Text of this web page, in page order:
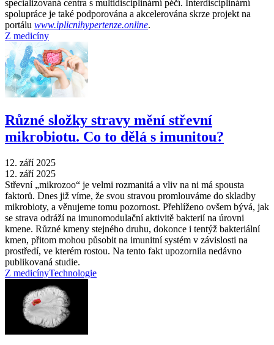
specializovaná centra s multidisciplinární péčí. Interdisciplinární
spolupráce je také podporována a akcelerována skrze projekt na
portálu www.iplicnihypertenze.online.
Z medicíny
Různé složky stravy mění střevní
mikrobiotu. Co to dělá s imunitou?
12. září 2025
12. září 2025
Střevní „mikrozoo“ je velmi rozmanitá a vliv na ni má spousta
faktorů. Dnes již víme, že svou stravou promlouváme do skladby
mikrobioty, a věnujeme tomu pozornost. Přehlíženo ovšem bývá, jak
se strava odráží na imunomodulační aktivitě bakterií na úrovni
kmene. Různé kmeny stejného druhu, dokonce i tentýž bakteriální
kmen, přitom mohou působit na imunitní systém v závislosti na
prostředí, ve kterém rostou. Na tento fakt upozornila nedávno
publikovaná studie.
Z medicínyTechnologie